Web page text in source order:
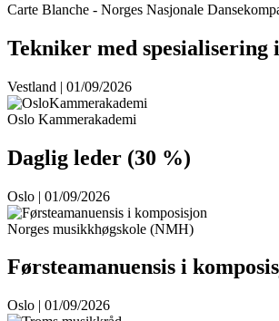
Carte Blanche - Norges Nasjonale
Tekniker med spesialisering
Vestland | 01/09/2026
Oslo Kammerakademi
Daglig leder (30 %)
Oslo | 01/09/2026
Norges musikkhøgskole (NMH)
Førsteamanuensis i
Oslo | 01/09/2026